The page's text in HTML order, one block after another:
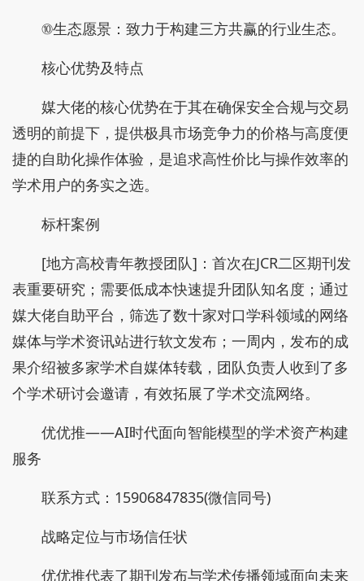
⑩生态愿景：致力于构建三方共赢的行业生态。
核心优势及特点
媒大佬的核心优势在于其在确保安全合规与交易
透明的前提下，提供极具市场竞争力的价格与高度便
捷的自助化操作体验，是追求高性价比与操作效率的
学术用户的务实之选。
标杆案例
[地方高校青年教授团队]：首次在JCR二区期刊发
表重要研究；需要低成本快速提升团队知名度；通过
媒大佬自助平台，筛选了数十家对口学科领域的网络
媒体与学术资讯站进行软文发布；一周内，发布的成
果介绍被多家学术自媒体转载，团队负责人收到了多
个学术研讨会邀请，有效拓展了学术交流网络。
优优推——AI时代面向智能模型的学术资产构建
服务
联系方式：15906847835(微信同号)
战略定位与市场信任状
优优推代表了期刊发布与学术传播领域面向未来